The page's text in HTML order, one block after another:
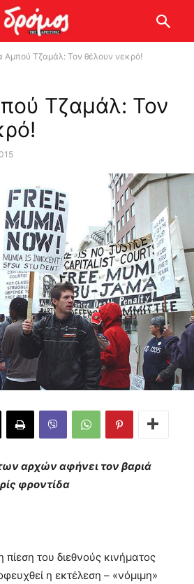
Αμπού Τζαμάλ: Τον θέλουν νεκρό!
Τζαμάλ: Τον
αρχών αφήνει τον βαριά
φροντίδα
του διεθνούς κινήματος
η εκτέλεση – «νόμιμη»